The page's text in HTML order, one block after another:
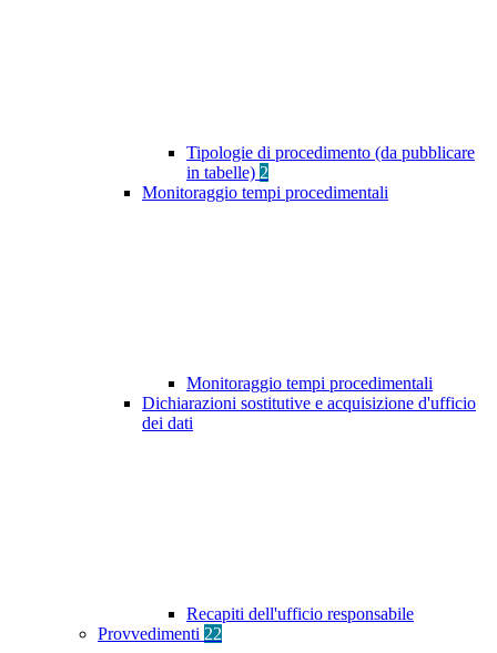
Tipologie di procedimento (da pubblicare
in tabelle) 2
Monitoraggio tempi procedimentali
Monitoraggio tempi procedimentali
Dichiarazioni sostitutive e acquisizione d'ufficio
dei dati
Recapiti dell'ufficio responsabile
Provvedimenti 22